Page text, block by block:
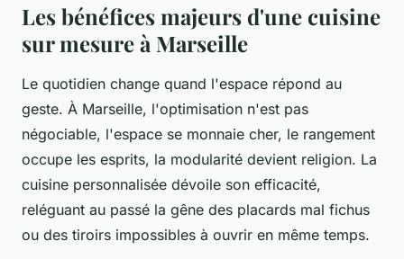
Les bénéfices majeurs d'une cuisine
sur mesure à Marseille
Le quotidien change quand l'espace répond au
geste. À Marseille, l'optimisation n'est pas
négociable, l'espace se monnaie cher, le rangement
occupe les esprits, la modularité devient religion. La
cuisine personnalisée dévoile son efficacité,
reléguant au passé la gêne des placards mal fichus
ou des tiroirs impossibles à ouvrir en même temps.